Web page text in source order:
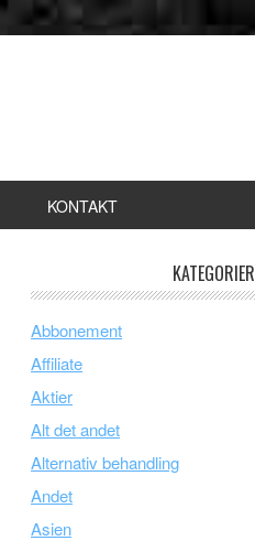
KONTAKT
KATEGORIER
Abbonement
Affiliate
Aktier
Alt det andet
Alternativ behandling
Andet
Asien